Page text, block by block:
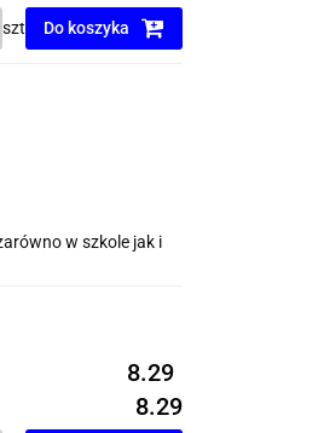
szt Do koszyka
w szkole jak i
8.29
8.29